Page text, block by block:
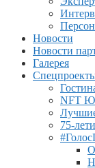
Новости
Новости
Галерея
NFT
75-
О